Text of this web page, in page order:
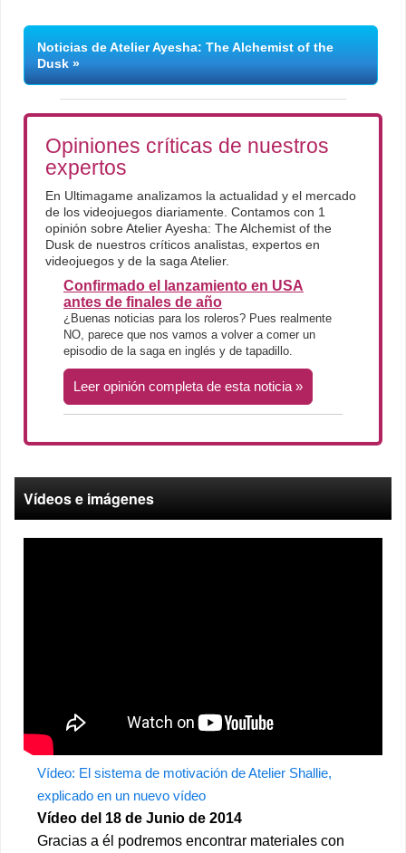
Noticias de Atelier Ayesha: The Alchemist of the
Dusk
Opiniones críticas de nuestros
expertos
En Ultimagame analizamos la actualidad y el mercado
de los videojuegos diariamente. Contamos con 1
opinión sobre Atelier Ayesha: The Alchemist of the
Dusk de nuestros críticos analistas, expertos en
videojuegos y de la saga Atelier.
Confirmado el lanzamiento en USA
antes de finales de año
¿Buenas noticias para los roleros? Pues realmente
NO, parece que nos vamos a volver a comer un
episodio de la saga en inglés y de tapadillo.
Leer opinión completa de esta noticia
Vídeos e imágenes
Vídeo: El sistema de motivación de Atelier Shallie,
explicado en un nuevo vídeo
Vídeo del 18 de Junio de 2014
Gracias a él podremos encontrar materiales con